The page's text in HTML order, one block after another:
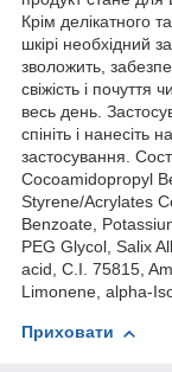
Крім делікатного
шкірі необхідний
зволожить,
свіжість і
весь день.
спініть і нанесіть
застосування.
Cocoamidopropyl
Styrene/Acrylates
Benzoate,
PEG Glycol, Salix
acid, C.I. 75815,
Limonene, alpha-
Приховати